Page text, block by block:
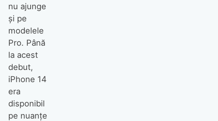
nu ajunge
şi pe
modelele
Pro. Până
la acest
debut,
iPhone 14
era
disponibil
pe nuanţe